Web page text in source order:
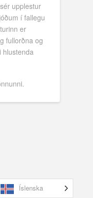
upplestur
í fallegu
er
fullorðna og
hlustenda
Íslenska